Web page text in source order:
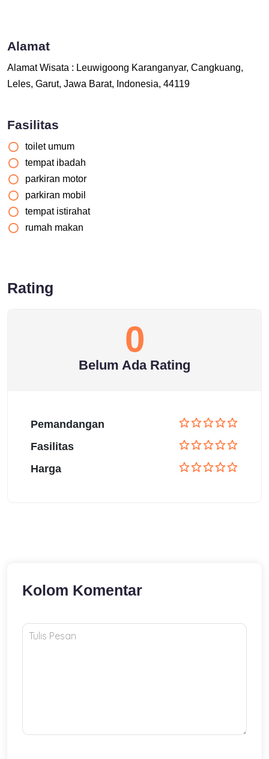
Alamat
Alamat Wisata : Leuwigoong Karanganyar, Cangkuang,
Leles, Garut, Jawa Barat, Indonesia, 44119
Fasilitas
toilet umum
tempat ibadah
parkiran motor
parkiran mobil
tempat istirahat
rumah makan
Rating
0
Belum Ada Rating
Pemandangan
Fasilitas
Harga
Kolom Komentar